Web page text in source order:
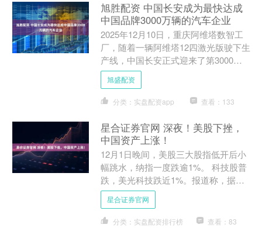
旭胜配资 中国长安成为最快达成
中国品牌3000万辆的汽车企业
2025年12月10日，重庆阿维塔数智工
厂，随着一辆阿维塔12四激光版驶下生
产线，中国长安正式迎来了第3000万
辆中国品牌汽车的下线。“十四五”收官
在即，“十五....
旭盛配资
分类：实盘配资app 查看：133
星合证券官网 深夜！美股下挫，
中国资产上涨！
12月1日晚间，美股三大股指低开后小
幅跳水，纳指一度跌逾1%。 科技股普
跌，美光科技跌近1%。报道称，据知
情人士消息，美光科技计划投资1.5万
亿日元（约合96亿....
星合证券官网
分类：实盘配资排行榜 查看：83